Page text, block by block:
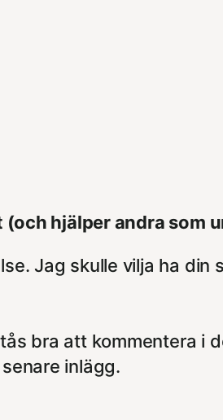
hjälper andra som
Jag skulle vilja ha
bra att kommentera i
inlägg.